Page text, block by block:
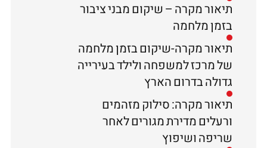
תיאור מקרה – שיקום מבני ציבור
בזמן מלחמה
תיאור מקרה-שיקום בזמן מלחמה
של מרכז למשפחה ולילד בעירייה
גדולה בדרום הארץ
תיאור מקרה: סילוק מזהמים
ורעלים מדירת מגורים לאחר
שריפה ושיפוץ